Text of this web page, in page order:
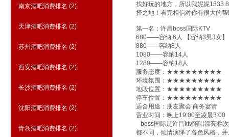
南京酒吧消费排名 (2)
天津酒吧消费排名 (2)
苏州酒吧消费排名 (2)
西安酒吧消费排名 (2)
长沙酒吧消费排名 (2)
沈阳酒吧消费排名 (2)
青岛酒吧消费排名 (2)
找好玩的地方，所以我妮妮1333
择之地！看完相信对你有很大的
第一名；许昌boss国际KTV
680——容纳 6人 【容纳3男3女】
880——容纳8人
1080——容纳14人
1280——容纳18人
服务态度：★★★★★★★★★
环境氛围：★★★★★★★★★
地段位置：★★★★★★★★★
停车位置：★★★★★★★★★
适合用途：朋友聚会 商务宴请
营业时间：晚上19:00至凌晨3:00
boss国际是许昌ktv陪唱漂亮档
都不同，倾情演绎了各色风格，